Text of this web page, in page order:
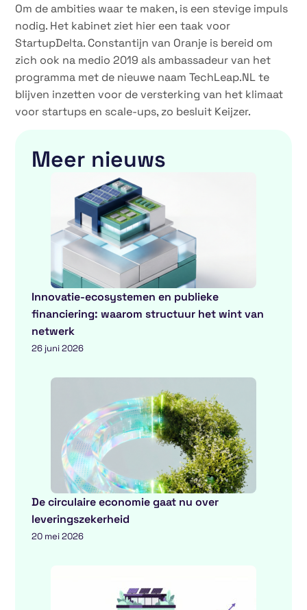
Om de ambities waar te maken, is een stevige impuls
nodig. Het kabinet ziet hier een taak voor
StartupDelta. Constantijn van Oranje is bereid om
zich ook na medio 2019 als ambassadeur van het
programma met de nieuwe naam TechLeap.NL te
blijven inzetten voor de versterking van het klimaat
voor startups en scale-ups, zo besluit Keijzer.
Meer nieuws
Innovatie-ecosystemen en publieke
financiering: waarom structuur het wint van
netwerk
26 juni 2026
De circulaire economie gaat nu over
leveringszekerheid
20 mei 2026